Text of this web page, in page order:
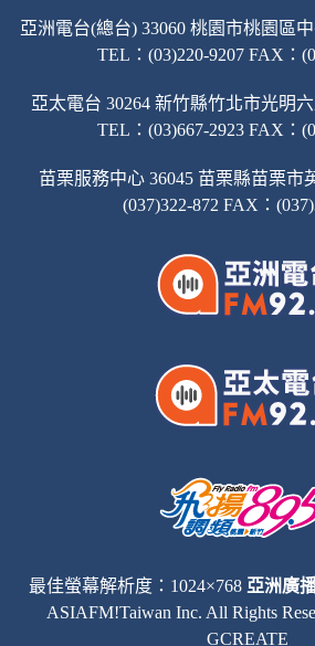
亞洲電台(總台) 33060 桃園市桃園區
TEL：(03)220-9207 FAX：
亞太電台 30264 新竹縣竹北市光明
TEL：(03)667-2923 FAX：
苗栗服務中心 36045 苗栗縣苗栗市
(037)322-872 FAX：
最佳螢幕解析度：1024×768 亞洲廣
ASIAFM!Taiwan Inc. All Rights
GCREATE